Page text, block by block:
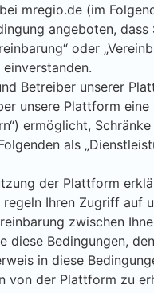
mregio.de (im
angeboten, dass
oder
Betreiber unserer
unsere Plattform
ermöglicht,
als
der Plattform
regeln Ihren Zugriff auf
zwischen
diese Bedingungen,
in diese
von der Plattform zu